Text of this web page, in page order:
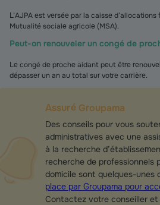
L’AJPA est versée par la caisse d’allocations
Mutualité sociale agricole (MSA).
Peut-on renouveler un congé de
Le congé de proche aidant peut être
dépasser un an au total sur votre carrière.
Assuré Groupama
Des conseils pour vous
administratives avec une
à la recherche
recherche de professionnels
domicile sont quelques-unes
place par Groupama pour
Contactez votre conseiller